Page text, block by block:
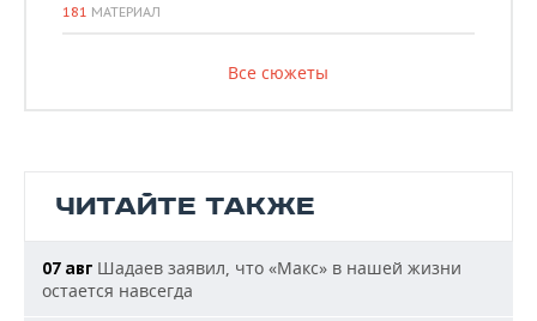
181 МАТЕРИАЛ
Все сюжеты
ЧИТАЙТЕ ТАКЖЕ
07 авг Шадаев заявил, что «Макс» в нашей жизни
остается навсегда